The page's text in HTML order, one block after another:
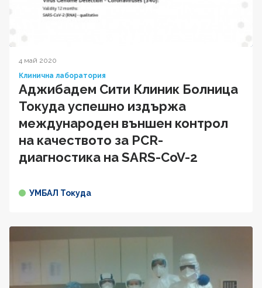
4 май 2020
Клинична лаборатория
Аджибадем Сити Клиник Болница
Токуда успешно издържа
международен външен контрол
на качеството за PCR-
диагностика на SARS-CoV-2
УМБАЛ Токуда